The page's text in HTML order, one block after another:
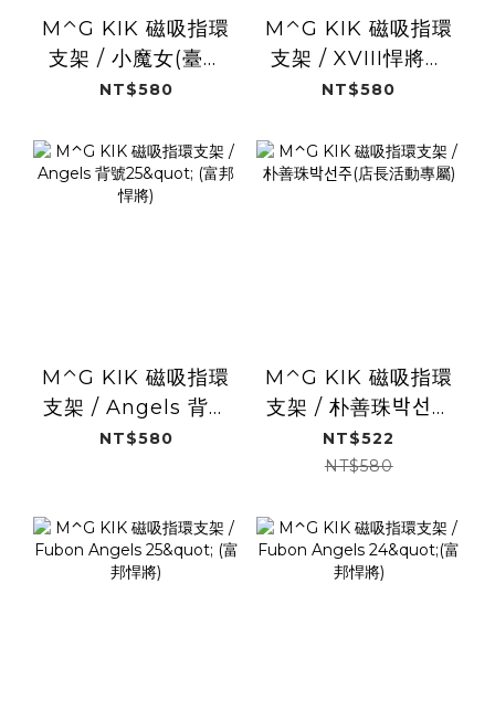
M⌃G KIK 磁吸指環
支架 / 小魔女(臺中
連莊)
NT$580
M⌃G KIK 磁吸指環
支架 / XVIII悍將中
學 (富邦悍將)
NT$580
M⌃G KIK 磁吸指環
支架 / Angels 背號
25" (富邦悍將)
NT$580
M⌃G KIK 磁吸指環
支架 / 朴善珠박선주
(店長活動專屬)
NT$522
NT$580